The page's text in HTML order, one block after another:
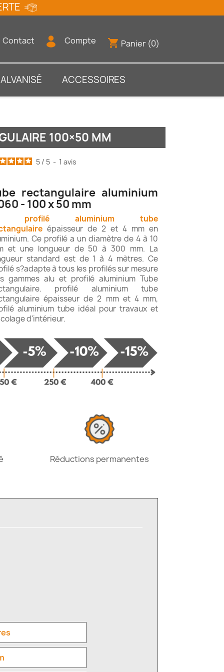
Contact Compte shopping_cart Panier (0)
ACCESSOIRES
100×50 MM
5 / 5 - 1 avis
rectangulaire aluminium
- 100 x 50 mm
profilé aluminium tube
épaisseur de 2 et 4 mm en
Ce profilé a un diamètre de 4 à 10
et une longueur de 50 à 300 mm. La
standard est de 1 à 4 mètres. Ce
s?adapte à tous les profilés sur mesure
gammes alu et profilé aluminium Tube
profilé aluminium tube
épaisseur de 2 mm et 4 mm,
aluminium tube idéal pour travaux et
d'intérieur.
Réductions permanentes